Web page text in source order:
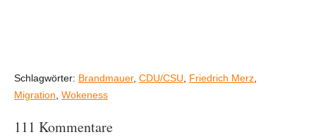
Schlagwörter: Brandmauer, CDU/CSU Friedrich Merz
Migration Wokeness
111 Kommentare